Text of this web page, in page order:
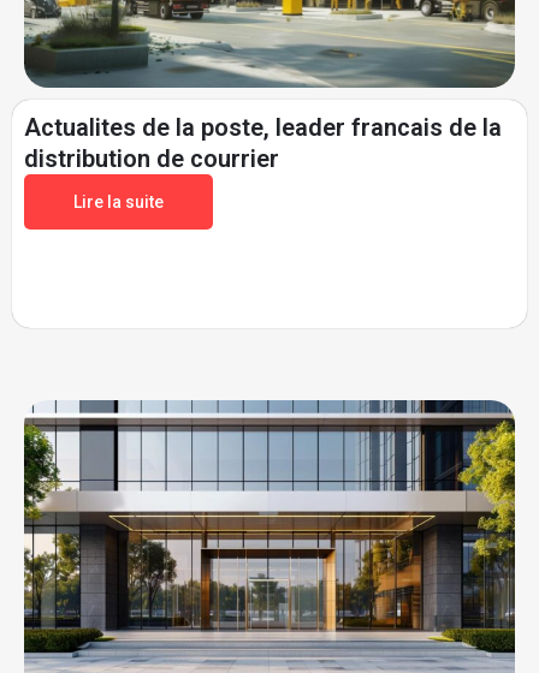
Actualites de la poste, leader francais de la
distribution de courrier
Lire la suite